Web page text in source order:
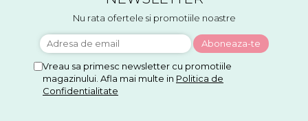
Nu rata ofertele si promotiile noastre
Vreau sa primesc newsletter cu promotiile
magazinului. Afla mai multe in Politica de
Confidentialitate